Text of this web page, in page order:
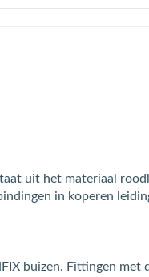
uit het materiaal
in koperen
buizen. Fittingen met